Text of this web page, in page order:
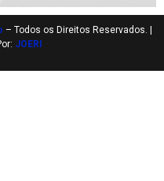
– Todos os Direitos Reservados. |
JOERI